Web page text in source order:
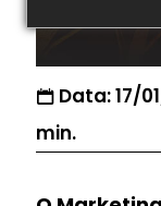
Data: 17/
min.